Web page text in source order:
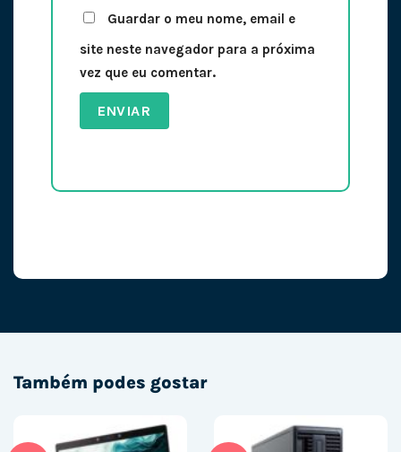
Guardar o meu nome, email e
site neste navegador para a próxima
vez que eu comentar.
Também podes gostar